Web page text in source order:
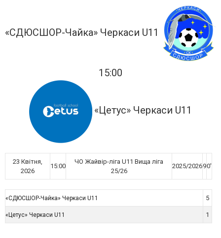
«СДЮСШОР-Чайка» Черкаси U11
15:00
«Цетус» Черкаси U11
23 Квітня,
2026
15:00
ЧО Жайвір-ліга U11 Вища ліга
25/26
2025/202690'
«СДЮСШОР-Чайка» Черкаси U11 5
«Цетус» Черкаси U11 1